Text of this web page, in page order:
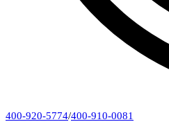
400-920-5774/400-910-0081